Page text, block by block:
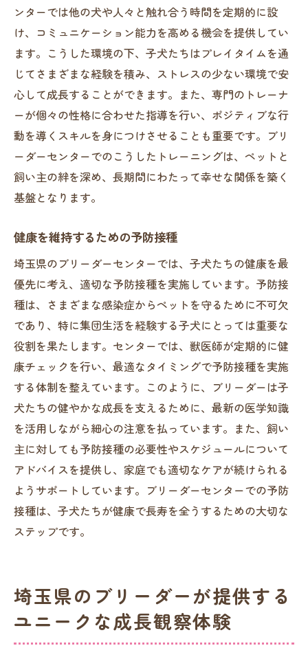
ンターでは他の犬や人々と触れ合う時間を定期的に設
け、コミュニケーション能力を高める機会を提供してい
ます。こうした環境の下、子犬たちはプレイタイムを通
じてさまざまな経験を積み、ストレスの少ない環境で安
心して成長することができます。また、専門のトレーナ
ーが個々の性格に合わせた指導を行い、ポジティブな行
動を導くスキルを身につけさせることも重要です。ブリ
ーダーセンターでのこうしたトレーニングは、ペットと
飼い主の絆を深め、長期間にわたって幸せな関係を築く
基盤となります。
健康を維持するための予防接種
埼玉県のブリーダーセンターでは、子犬たちの健康を最
優先に考え、適切な予防接種を実施しています。予防接
種は、さまざまな感染症からペットを守るために不可欠
であり、特に集団生活を経験する子犬にとっては重要な
役割を果たします。センターでは、獣医師が定期的に健
康チェックを行い、最適なタイミングで予防接種を実施
する体制を整えています。このように、ブリーダーは子
犬たちの健やかな成長を支えるために、最新の医学知識
を活用しながら細心の注意を払っています。また、飼い
主に対しても予防接種の必要性やスケジュールについて
アドバイスを提供し、家庭でも適切なケアが続けられる
ようサポートしています。ブリーダーセンターでの予防
接種は、子犬たちが健康で長寿を全うするための大切な
ステップです。
埼玉県のブリーダーが提供する
ユニークな成長観察体験